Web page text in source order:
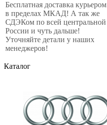
Бесплатная доставка курьером
в пределах МКАД! А так же
СДЭКом по всей центральной
России и чуть дальше!
Уточняйте детали у наших
менеджеров!
Каталог